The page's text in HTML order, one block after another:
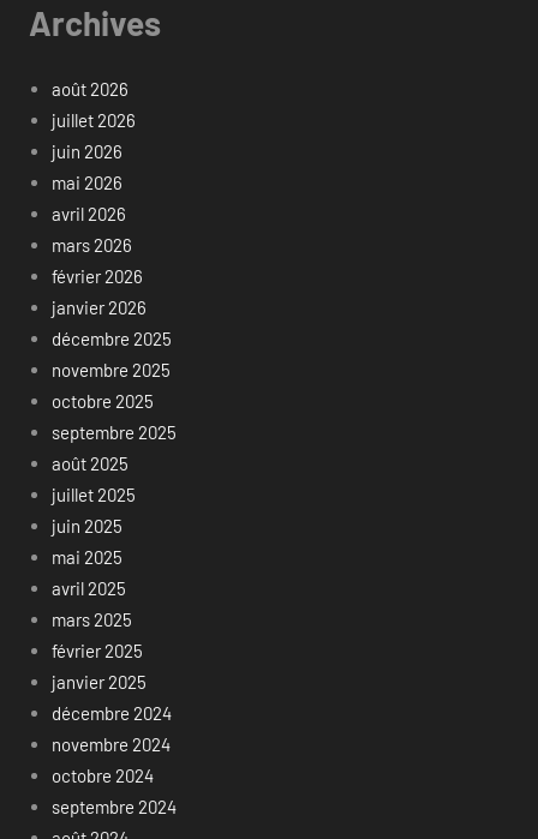
Archives
août 2026
juillet 2026
juin 2026
mai 2026
avril 2026
mars 2026
février 2026
janvier 2026
décembre 2025
novembre 2025
octobre 2025
septembre 2025
août 2025
juillet 2025
juin 2025
mai 2025
avril 2025
mars 2025
février 2025
janvier 2025
décembre 2024
novembre 2024
octobre 2024
septembre 2024